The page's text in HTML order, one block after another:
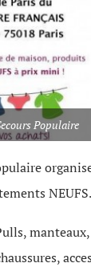
Populaire
NEUFS.